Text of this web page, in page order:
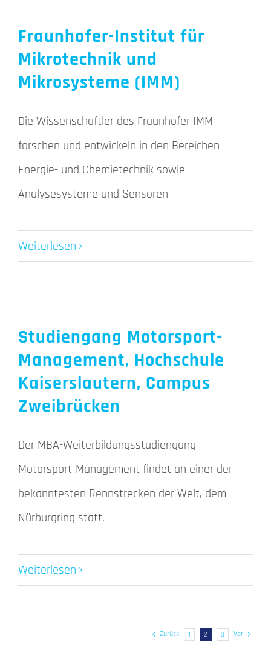
Fraunhofer-Institut für
Mikrotechnik und
Mikrosysteme (IMM)
Die Wissenschaftler des Fraunhofer IMM
forschen und entwickeln in den Bereichen
Energie- und Chemietechnik sowie
Analysesysteme und Sensoren
Weiterlesen
Studiengang Motorsport-
Management, Hochschule
Kaiserslautern, Campus
Zweibrücken
Der MBA-Weiterbildungsstudiengang
Motorsport-Management findet an einer der
bekanntesten Rennstrecken der Welt, dem
Nürburgring statt.
Weiterlesen
Zurück 1 2 3 Vor